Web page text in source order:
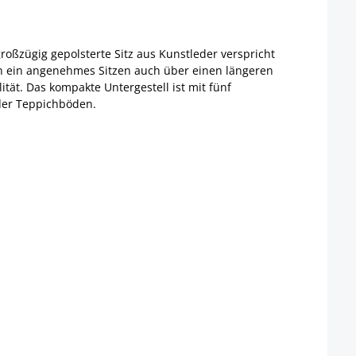
gepolsterte Sitz aus Kunstleder verspricht
angenehmes Sitzen auch über einen längeren
Das kompakte Untergestell ist mit fünf
Teppichböden.